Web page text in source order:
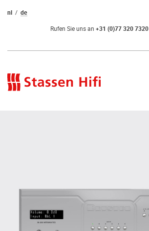
nl de
Rufen Sie uns an +31 (0)77 320 7320